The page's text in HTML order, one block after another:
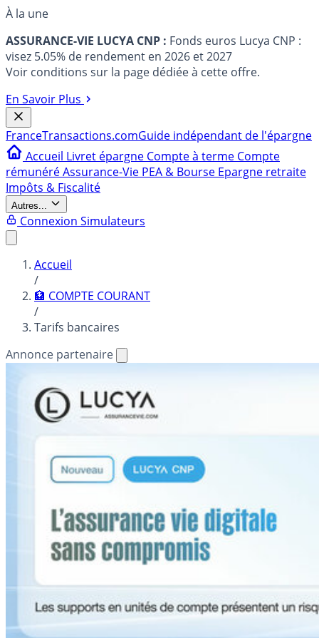
À la une
ASSURANCE-VIE LUCYA CNP : Fonds euros Lucya CNP :
visez 5.05% de rendement en 2026 et 2027
Voir conditions sur la page dédiée à cette offre.
En Savoir Plus
FranceTransactions.comGuide indépendant de l'épargne
Accueil Livret épargne Compte à terme Compte
rémunéréAssurance-Vie PEA & Bourse Epargne retraite
Impôts & Fiscalité
Autres...
Connexion Simulateurs
Accueil
/
🏦 COMPTE COURANT
/
Tarifs bancaires
Annonce partenaire